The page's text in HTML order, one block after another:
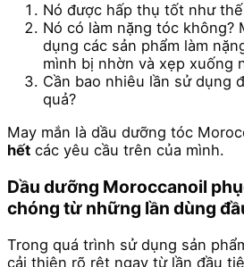
Nó được hấp thụ tốt như
Nó có làm nặng tóc không?
dụng các sản phẩm làm
mình bị nhờn và xẹp xuống
Cần bao nhiêu lần sử dụng
quả?
May mắn là dầu dưỡng tóc
hết các yêu cầu trên của mình.
Dầu dưỡng Moroccanoil
chóng từ những lần dùng
Trong quá trình sử dụng sản
cải thiện rõ rệt ngay từ lần đầu